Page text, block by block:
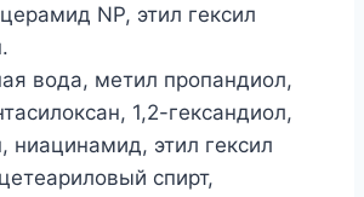
NP, этил гексил
вода, метил пропандиол,
1,2-гександиол,
ниацинамид, этил гексил
спирт,